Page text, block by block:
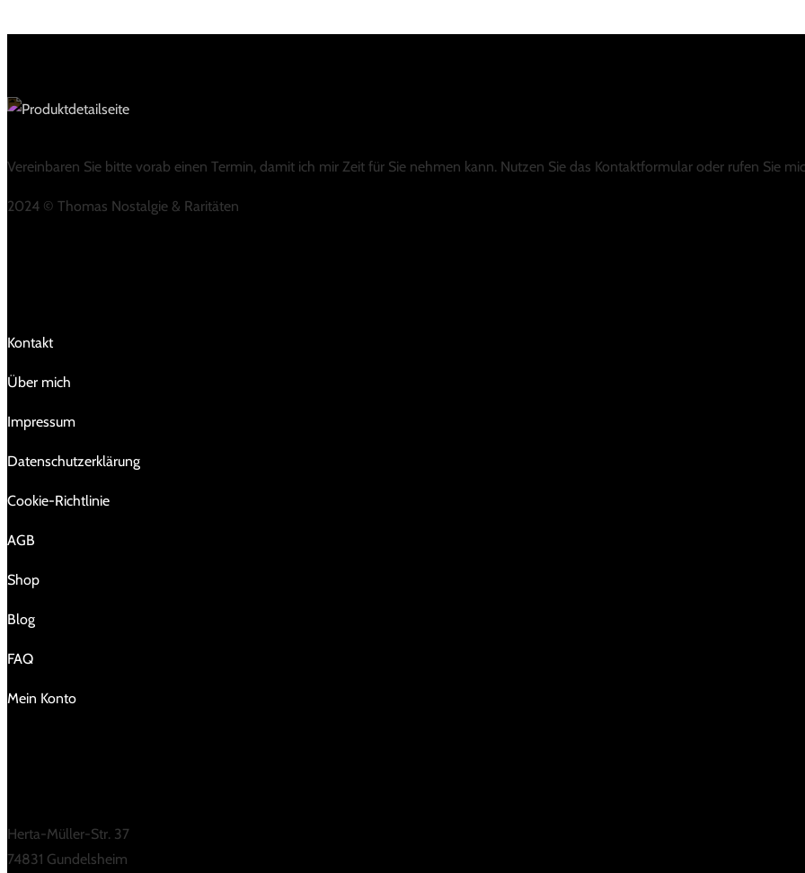
Vereinbaren Sie bitte vorab einen Termin, damit ich mir Zeit für Sie nehmen kann. Nutzen Sie das Kontaktformular oder rufen Sie
2024 © Thomas Nostalgie & Raritäten
Kontakt
Über mich
Impressum
Da­ten­schutz­er­klä­rung
Cookie-Richtlinie
AGB
Shop
Blog
FAQ
Mein Konto
Herta-Müller-Str. 37
74831 Gundelsheim